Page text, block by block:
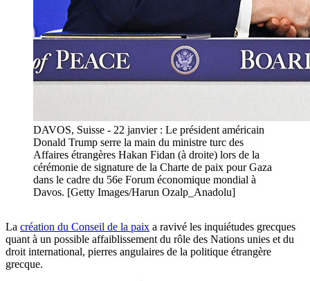
DAVOS, Suisse - 22 janvier : Le président américain
Donald Trump serre la main du ministre turc des
Affaires étrangères Hakan Fidan (à droite) lors de la
cérémonie de signature de la Charte de paix pour Gaza
dans le cadre du 56e Forum économique mondial à
Davos. [Getty Images/Harun Ozalp_Anadolu]
La création du Conseil de la paix a ravivé les inquiétudes grecques
quant à un possible affaiblissement du rôle des Nations unies et du
droit international, pierres angulaires de la politique étrangère
grecque.